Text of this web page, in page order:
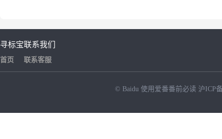
寻标宝
首页
联系我们
联系客服
© Baidu 使用爱番番前必读 沪ICP